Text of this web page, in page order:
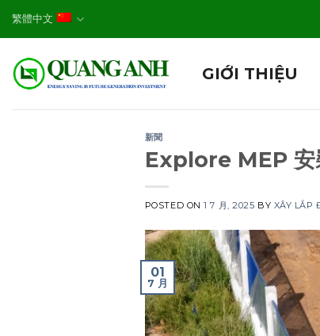
繁體中文
GIỚI THIỆU
新聞
Explore MEP 安
POSTED ON1 7 月, 2025 BY XÂY LẮP
01
7 月